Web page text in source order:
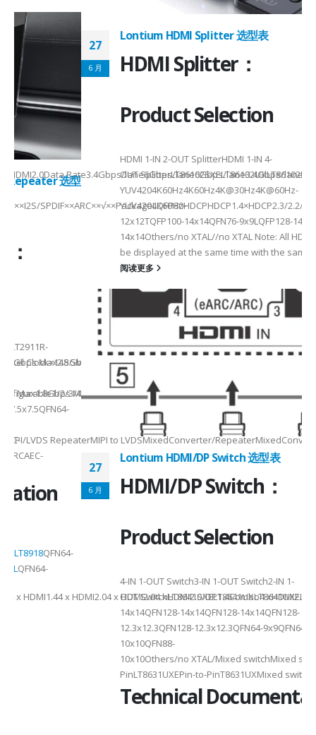
Max2.5Gbps MaxLanes/Port××1/2/3/4configurable1/2/3/
for CSI×TTL××××24bit RGBBT656/BT112024bit RGBBT656/
Rate3.4Gbps/lane6Gbps/lane6Gbps/lane3.4Gbps/lane6Gbps/laneMax
x HDMI2.04 x HDMI2.04 xHDMI2.0/DP1.4Combo4 xHDMI2.1/
Max148.5MHz Max×200MHz Max154MHz Max297MHz
Max2.5Gbps Max×Lanes/Port1/2/3/4configurable1/2/3/
to LVDSMixedConverter/RepeaterMixedConverter/
27
6 月
Lontium HDMI Splitter 选型表
HDMI Splitter：
Product Selection
HDMI 1-IN 2-OUT SplitterHDMI 1-IN 4-
OUT
YUV4204K60Hz4K60Hz4K@30Hz4K@60Hz-
YUV4204K60HzHDCPHDCP1.4×HDCP2.3/2.2/
12x12TQFP100-14x14QFN76-9x9LQFP128-14x20QFN128-
14x14Others/no XTAL//no XTAL Note: All HDMI outputs can
be displayed at the same time with the same resolution...
6 月
Lontium HDMI/DP Switch 选型表
HDMI/DP Switch：
Product Selection
4-IN 1-OUT Switch3-IN 1-OUT Switch2-IN 1-
OUT
14x14QFN128-14x14QFN128-14x14QFN128-
12.3x12.3QFN128-12.3x12.3QFN64-9x9QFN64-9x9QFN88-
10x10Others/no XTAL/Mixed switchMixed switchPin-to-
PinLT8631UXEPin-to-PinT8631UXMixed switchMixed switch
Technical Documentation